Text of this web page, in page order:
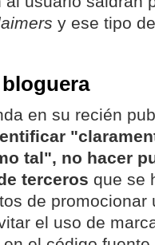
y ese tipo
en su recién
tal", no hacer
terceros que se
de promocionar
el uso de